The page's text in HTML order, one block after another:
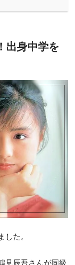
出身中学を
した。
見辰吾さんが同級